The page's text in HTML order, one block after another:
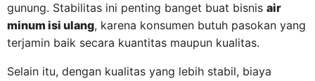
gunung. Stabilitas ini penting banget buat bisnis air
minum isi ulang, karena konsumen butuh pasokan yang
terjamin baik secara kuantitas maupun kualitas.
Selain itu, dengan kualitas yang lebih stabil, biaya